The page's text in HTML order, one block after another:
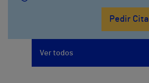
Pedir Cita
Ver todos